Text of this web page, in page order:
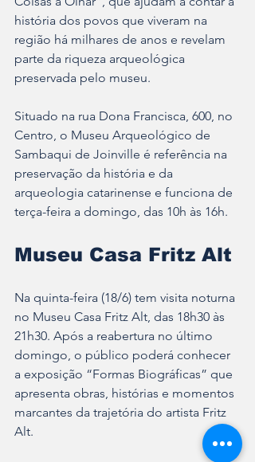
história dos povos que viveram na
região há milhares de anos e revelam
parte da riqueza arqueológica
preservada pelo museu.
Situado na rua Dona Francisca, 600, no
Centro, o Museu Arqueológico de
Sambaqui de Joinville é referência na
preservação da história e da
arqueologia catarinense e funciona de
terça-feira a domingo, das 10h às 16h.
Museu Casa Fritz Alt
Na quinta-feira (18/6) tem visita noturna
no Museu Casa Fritz Alt, das 18h30 às
21h30. Após a reabertura no último
domingo, o público poderá conhecer
a exposição “Formas Biográficas” que
apresenta obras, histórias e momentos
marcantes da trajetória do artista Fritz
Alt.